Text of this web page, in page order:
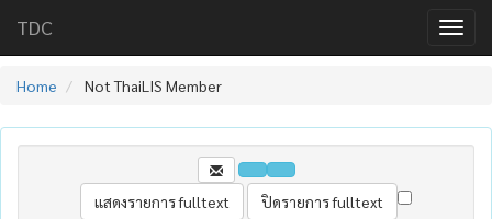
TDC
Home Not ThaiLIS Member